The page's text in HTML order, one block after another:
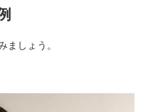
ましょう。